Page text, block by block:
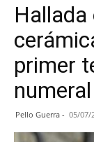
Hallada
primer
Pello Guerra - 05/07/